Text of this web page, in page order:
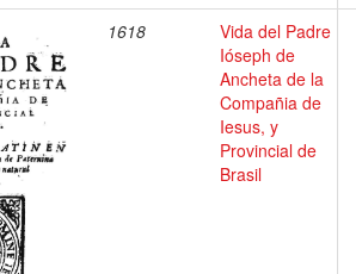
1618
Vida del Padre
Ióseph de
Ancheta de la
Compañia de
Iesus, y
Provincial de
Brasil